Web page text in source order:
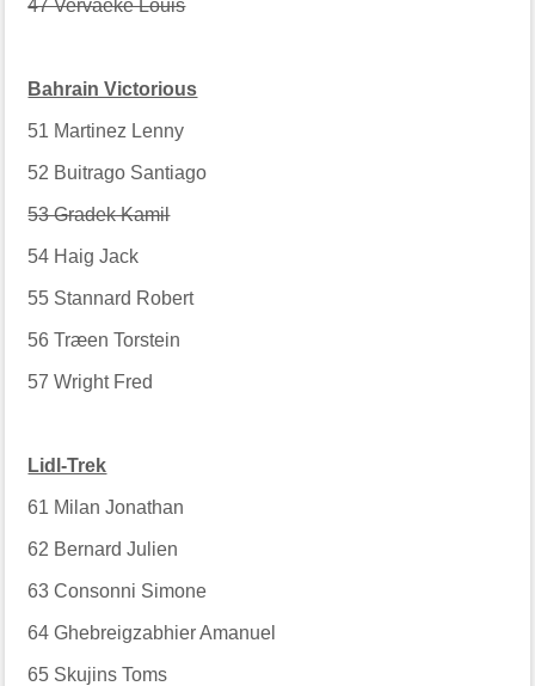
47 Vervaeke Louis
Bahrain Victorious
51 Martinez Lenny
52 Buitrago Santiago
53 Gradek Kamil
54 Haig Jack
55 Stannard Robert
56 Træen Torstein
57 Wright Fred
Lidl-Trek
61 Milan Jonathan
62 Bernard Julien
63 Consonni Simone
64 Ghebreigzabhier Amanuel
65 Skujins Toms